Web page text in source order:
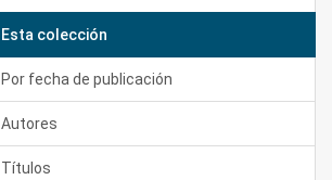
Esta colección
Por fecha de publicación
Autores
Títulos